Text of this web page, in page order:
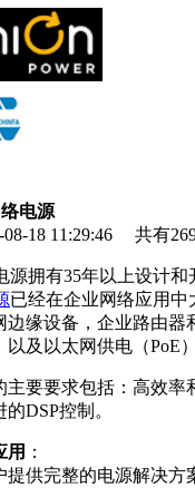
电源
08-18 11:29:46 共有
源拥有35年以上设计
已经在企业网络应用中
边缘设备，企业路由器
及以太网供电（PoE）
主要要求包括：高效率
DSP控制。
用 ：
提供完整的电源解决方